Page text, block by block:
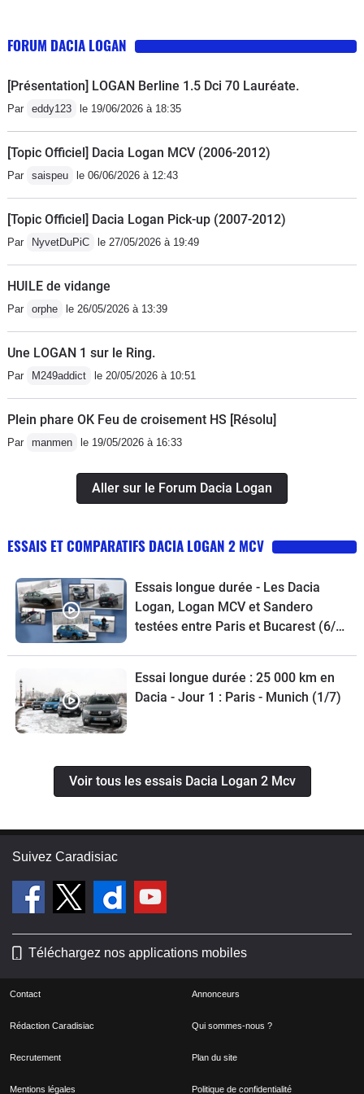
des vibrations forte à froid en 1ere.- Bruyante à haute
FORUM DACIA LOGAN
[Présentation] LOGAN Berline 1.5 Dci 70 Lauréate.
Par eddy123 le 19/06/2026 à 18:35
[Topic Officiel] Dacia Logan MCV (2006-2012)
Par saispeu le 06/06/2026 à 12:43
[Topic Officiel] Dacia Logan Pick-up (2007-2012)
Par NyvetDuPiC le 27/05/2026 à 19:49
HUILE de vidange
Par orphe le 26/05/2026 à 13:39
Une LOGAN 1 sur le Ring.
Par M249addict le 20/05/2026 à 10:51
Plein phare OK Feu de croisement HS [Résolu]
Par manmen le 19/05/2026 à 16:33
Aller sur le Forum Dacia Logan
ESSAIS ET COMPARATIFS DACIA LOGAN 2 MCV
Essais longue durée - Les Dacia
Logan, Logan MCV et Sandero
testées entre Paris et Bucarest (6/7)
Essai longue durée : 25 000 km en
Dacia - Jour 1 : Paris - Munich (1/7)
Voir tous les essais Dacia Logan 2 Mcv
Suivez Caradisiac
Téléchargez nos applications mobiles
Contact Annonceurs
Rédaction Caradisiac Qui sommes-nous ?
Recrutement Plan du site
Mentions légales Politique de confidentialité